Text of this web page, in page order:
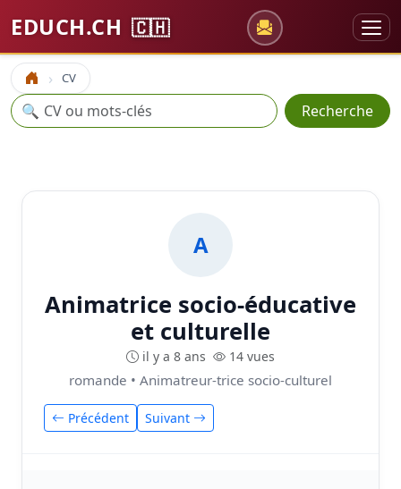
EDUCH.CH 🇨🇭
Accueil CV
Recherche
🔍 Recherche
A
Animatrice socio-éducative
et culturelle
il y a 8 ans 14 vues
romande • Animatreur-trice socio-culturel
Précédent Suivant